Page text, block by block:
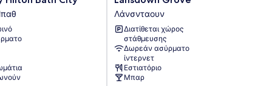
Grove
Λάνσνταουν
Λάνσνταουν
Διατίθεται χώρος
στάθμευσης
Δωρεάν ασύρματο
ίντερνετ
Εστιατόριο
Μπαρ